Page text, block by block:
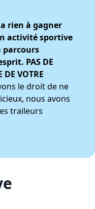
rien à gagner
activité sportive
parcours
PAS DE
DE VOTRE
le droit de ne
nous avons
traileurs